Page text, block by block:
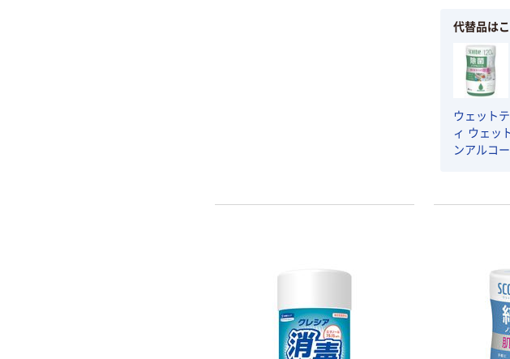
代替品は
ウェット
ィ ウェッ
ンアルコ